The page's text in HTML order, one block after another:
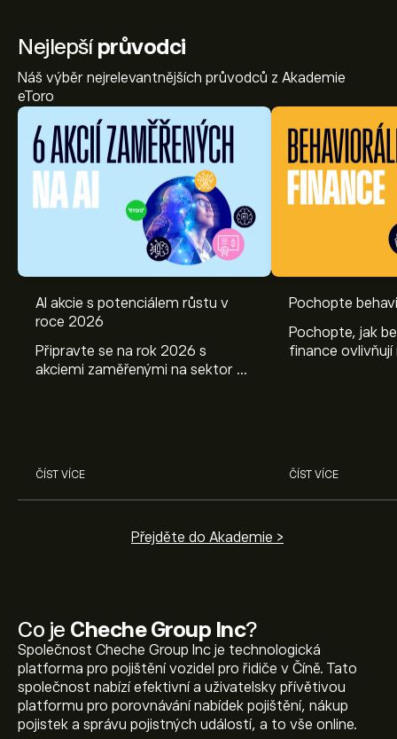
Co je Cheche Group Inc?
Společnost Cheche Group Inc je technologická
platforma pro pojištění vozidel pro řidiče v Číně. Tato
společnost nabízí efektivní a uživatelsky přívětivou
platformu pro porovnávání nabídek pojištění, nákup
pojistek a správu pojistných událostí, a to vše online.
Nejlepšíprůvodci
Náš výběr nejrelevantnějších průvodců z Akademie
eToro
AI akcie s potenciálem růstu v
roce 2026
Připravte se na rok 2026 s
akciemi zaměřenými na sektor AI.
ČÍST VÍCE
Pochopte
Pochopte, jak
finance
ČÍST VÍCE
Přejděte do Akademie >